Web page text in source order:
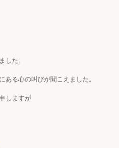
した。
ある心の叫びが聞こえました。
しますが